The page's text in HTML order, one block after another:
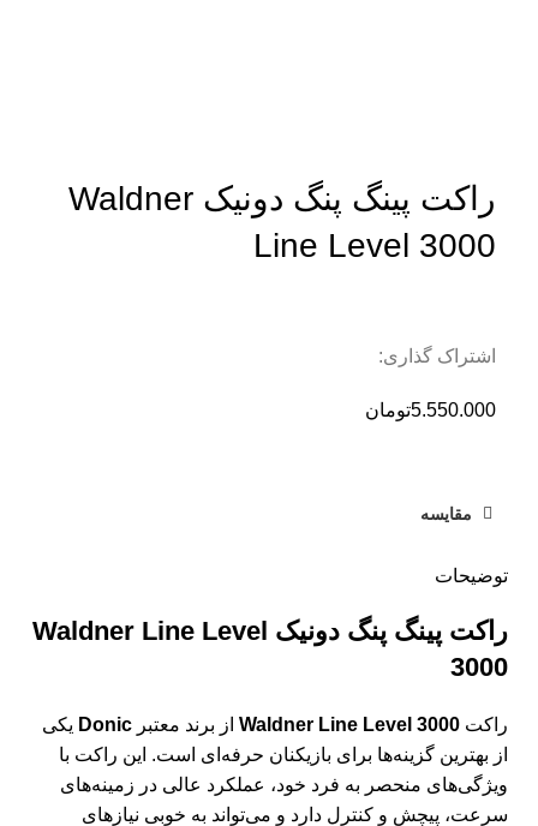
راکت پینگ پنگ دونیک Waldner
Line Level 3000
اشتراک گذاری:
تومان5.550.000
مقایسه
توضیحات
راکت پینگ پنگ دونیک Waldner Line Level
3000
راکت Waldner Line Level 3000 از برند معتبر Donic یکی
از بهترین گزینه‌ها برای بازیکنان حرفه‌ای است. این راکت با
ویژگی‌های منحصر به فرد خود، عملکرد عالی در زمینه‌های
سرعت، پیچش و کنترل دارد و می‌تواند به خوبی نیازهای